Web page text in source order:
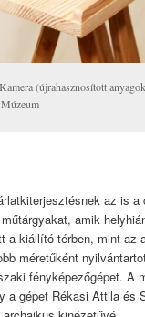
(újrahasznosított
az is a
amik
a kiállító térben, mint az
méretűként
fényképezőgépet. A
a gépet Rékasi Attila és